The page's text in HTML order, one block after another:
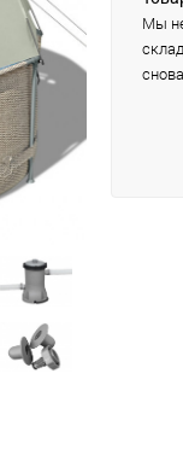
Мы